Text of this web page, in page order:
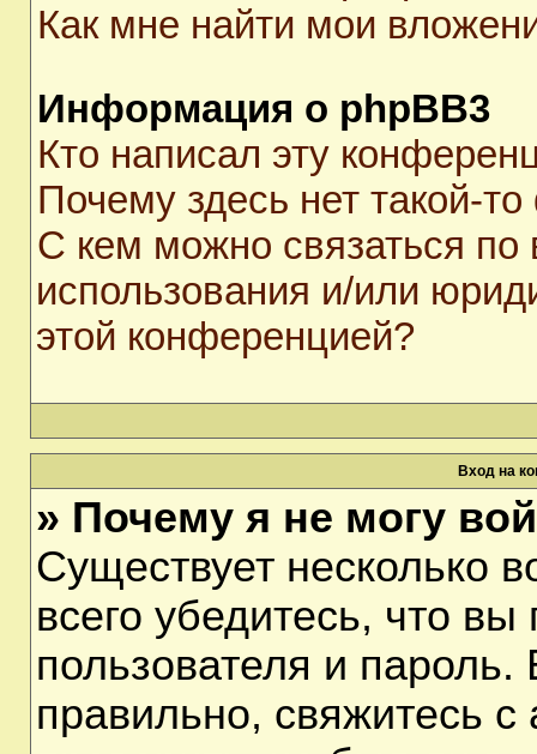
Как мне найти мои
Информация о phpBB3
Кто написал эту
Почему здесь нет такой-
С кем можно связаться по
использования и/или
этой конференцией?
Вход на
» Почему я не могу
Существует несколько
всего убедитесь, что
пользователя и
правильно, свяжитесь